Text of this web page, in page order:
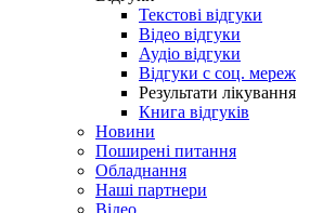
Текстові відгуки
Відео відгуки
Аудіо відгуки
Відгуки с соц. мереж
Результати лікування
Книга відгуків
Новини
Поширені питання
Обладнання
Наші партнери
Відео